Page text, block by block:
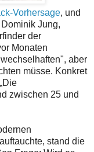
Vorhersage, und
Jung,
der
Monaten
aber
müsse. Konkret
zwischen 25 und
stand die